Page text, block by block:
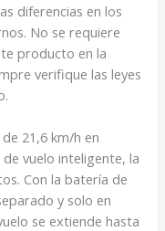
diferencias en los
No se requiere
producto en la
verifique las leyes
21,6 km/h en
vuelo inteligente, la
Con la batería de
y solo en
se extiende hasta